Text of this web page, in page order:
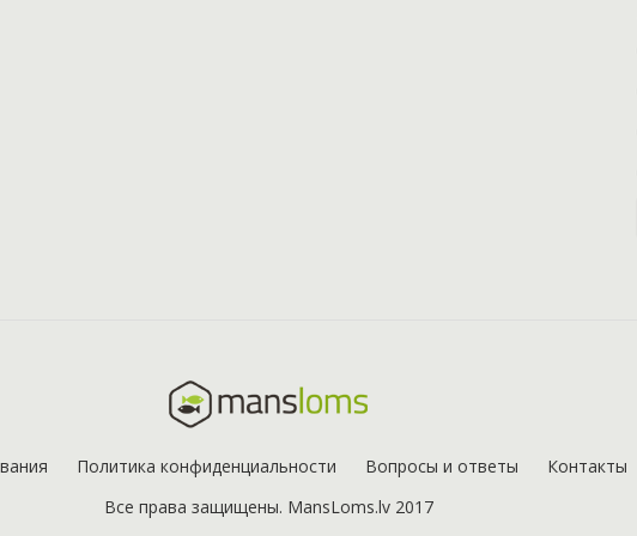
Политика конфиденциальности Вопросы и ответы Контакты
Все права защищены. MansLoms.lv 2017